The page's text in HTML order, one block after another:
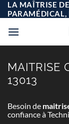
Passer
au
contenu
LA MAÎTRISE
PARAMÉDICAL,
MAITRISE
13013
Besoin de
confiance à